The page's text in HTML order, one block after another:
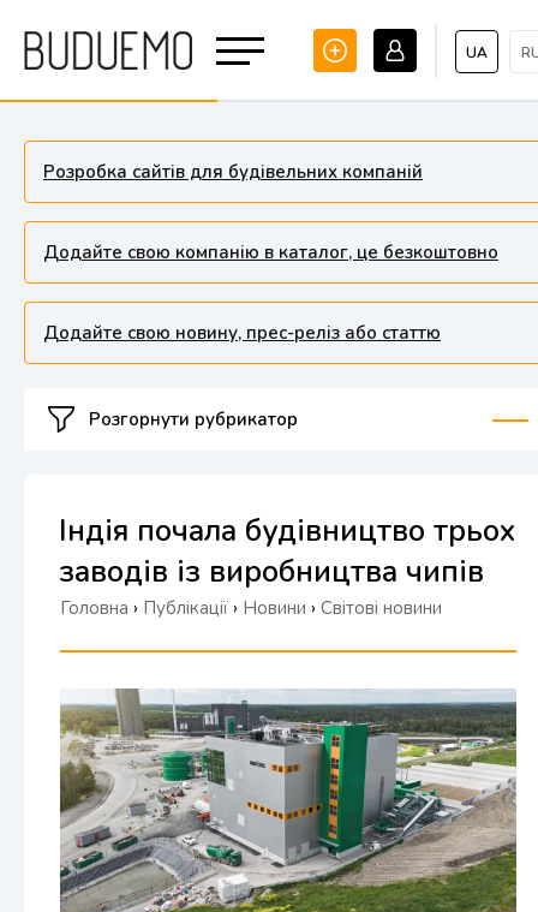
UA
Розробка сайтів для будівельних компаній
Додайте свою компанію в каталог, це безкоштовно
Додайте свою новину, прес-реліз або статтю
Розгорнути рубрикатор
Індія почала будівництво трьох
заводів із виробництва чипів
Головна › Публікації › Новини › Світові новини